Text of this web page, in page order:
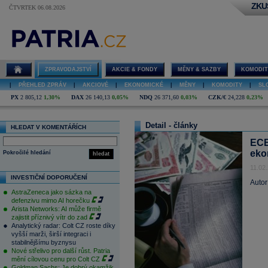
ČTVRTEK 06.08.2026
ZPRAVODAJSTVÍ AKCIE & FONDY MĚNY & SAZBY
PŘEHLED ZPRÁV AKCIOVÉ EKONOMICKÉ MĚNY KOMODITY
PX 2 805,12 1,30% DAX 26 140,13 0,05% NDQ 26 371,60 0,03% CZK/€ 24,228 0,23%
HLEDAT V KOMENTÁŘÍCH
hledat
Pokročilé hledání
INVESTIČNÍ DOPORUČENÍ
AstraZeneca jako sázka na
defenzivu mimo AI horečku
Arista Networks: AI může firmě
zajistit příznivý vítr do zad
Analytický radar: Colt CZ roste díky
vyšší marži, širší integraci i
stabilnějšímu byznysu
Nové střelivo pro další růst. Patria
mění cílovou cenu pro Colt CZ
Detail - články